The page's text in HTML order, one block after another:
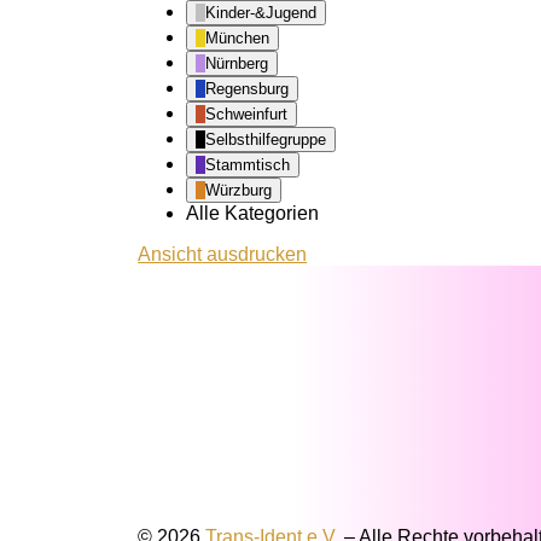
Kinder-&Jugend
München
Nürnberg
Regensburg
Schweinfurt
Selbsthilfegruppe
Stammtisch
Würzburg
Alle Kategorien
Ansichtausdrucken
© 2026 Trans-Ident e.V. – Alle Rechte